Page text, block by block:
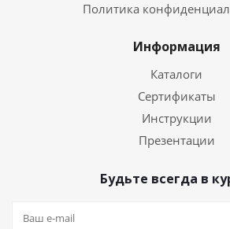
Политика
Информация
Каталоги
Сертификаты
Инструкции
Презентации
Будьте всегда в